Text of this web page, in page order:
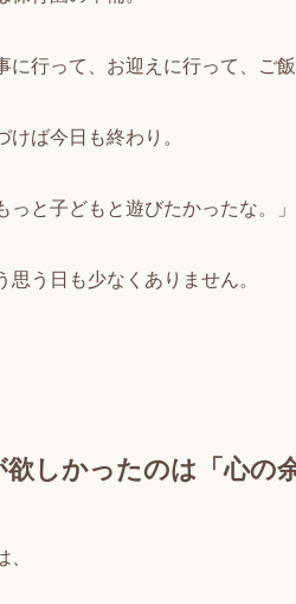
に行って、お迎えに行って、ご
けば今日も終わり。
っと子どもと遊びたかったな。」
思う日も少なくありません。
欲しかったのは「心の余
、